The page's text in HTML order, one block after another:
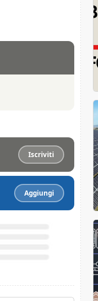
Iscriviti
Aggiungi